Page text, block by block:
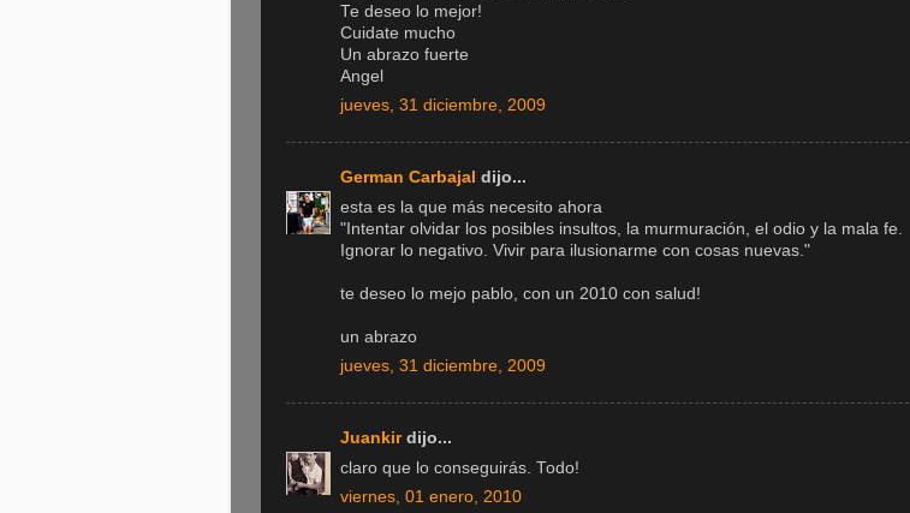
Te deseo lo mejor!
Cuidate mucho
Un abrazo fuerte
Angel
jueves, 31 diciembre, 2009
German Carbajal dijo...
esta es la que más necesito ahora
"Intentar olvidar los posibles insultos, la murmuración, el odio y la mala fe.
Ignorar lo negativo. Vivir para ilusionarme con cosas nuevas."
te deseo lo mejo pablo, con un 2010 con salud!
un abrazo
jueves, 31 diciembre, 2009
Juankirdijo...
claro que lo conseguirás. Todo!
viernes, 01 enero, 2010